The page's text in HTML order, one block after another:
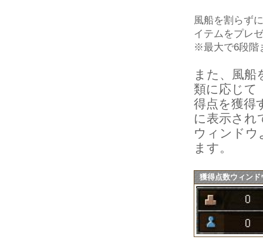
風船を割らず
イテムをプレ
※最大で6段階
また、風船
類に応じて
得点を獲得
に表示され
ウィンドウ
ます。
獲得点数ウィンド